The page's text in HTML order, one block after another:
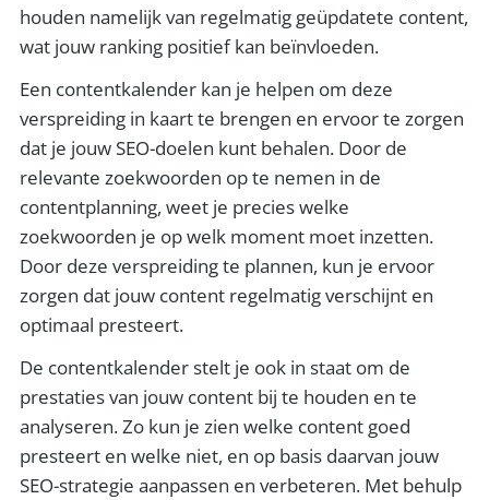
houden namelijk van regelmatig geüpdatete content,
wat jouw ranking positief kan beïnvloeden.
Een contentkalender kan je helpen om deze
verspreiding in kaart te brengen en ervoor te zorgen
dat je jouw SEO-doelen kunt behalen. Door de
relevante zoekwoorden op te nemen in de
contentplanning, weet je precies welke
zoekwoorden je op welk moment moet inzetten.
Door deze verspreiding te plannen, kun je ervoor
zorgen dat jouw content regelmatig verschijnt en
optimaal presteert.
De contentkalender stelt je ook in staat om de
prestaties van jouw content bij te houden en te
analyseren. Zo kun je zien welke content goed
presteert en welke niet, en op basis daarvan jouw
SEO-strategie aanpassen en verbeteren. Met behulp